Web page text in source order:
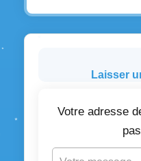
Laisser
Votre adresse